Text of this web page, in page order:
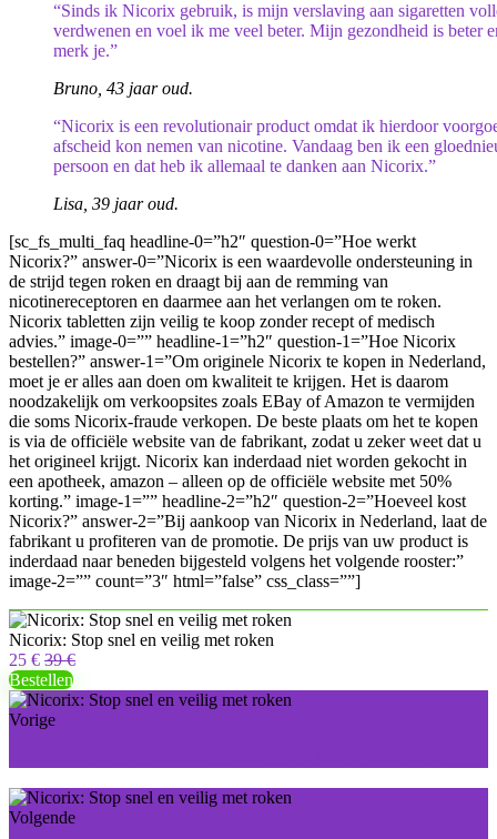
“Sinds ik Nicorix gebruik, is mijn verslaving aan sigaretten
verdwenen en voel ik me veel beter. Mijn gezondheid is beter
merk je.”
Bruno, 43 jaar oud.
“Nicorix is ​​een revolutionair product omdat ik hierdoor
afscheid kon nemen van nicotine. Vandaag ben ik een
persoon en dat heb ik allemaal te danken aan Nicorix.”
Lisa, 39 jaar oud.
[sc_fs_multi_faq headline-0=”h2″ question-0=”Hoe werkt
Nicorix?” answer-0=”Nicorix is ​​een waardevolle ondersteuning in
de strijd tegen roken en draagt ​​bij aan de remming van
nicotinereceptoren en daarmee aan het verlangen om te roken.
Nicorix tabletten zijn veilig te koop zonder recept of medisch
advies.” image-0=”” headline-1=”h2″ question-1=”Hoe Nicorix
bestellen?” answer-1=”Om originele Nicorix te kopen in Nederland,
moet je er alles aan doen om kwaliteit te krijgen. Het is daarom
noodzakelijk om verkoopsites zoals EBay of Amazon te vermijden
die soms Nicorix-fraude verkopen. De beste plaats om het te kopen
is via de officiële website van de fabrikant, zodat u zeker weet dat u
het origineel krijgt. Nicorix kan inderdaad niet worden gekocht in
een apotheek, amazon – alleen op de officiële website met 50%
korting.” image-1=”” headline-2=”h2″ question-2=”Hoeveel kost
Nicorix?” answer-2=”Bij aankoop van Nicorix in Nederland, laat de
fabrikant u profiteren van de promotie. De prijs van uw product is
inderdaad naar beneden bijgesteld volgens het volgende rooster:”
image-2=”” count=”3″ html=”false” css_class=””]
Nicorix: Stop snel en veilig met roken
25 € 39 €
Bestellen
Vorige
Volgende